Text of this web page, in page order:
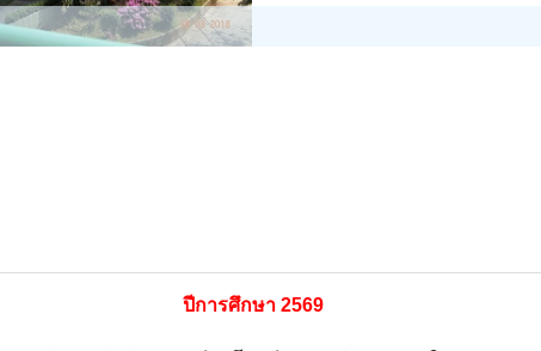
ปีการศึกษา 2569